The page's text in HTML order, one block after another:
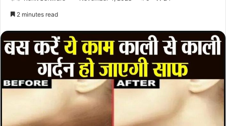
2 minutes read